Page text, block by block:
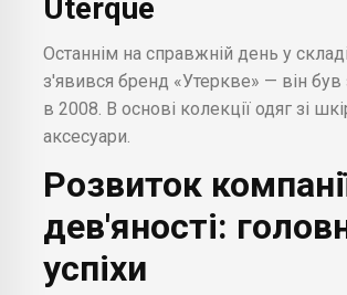
Uterqüe
Останнім на справжній день у
з'явився бренд «Утеркве» — він був
в 2008. В основі колекції одяг зі
аксесуари.
Розвиток
дев'яності:
успіхи